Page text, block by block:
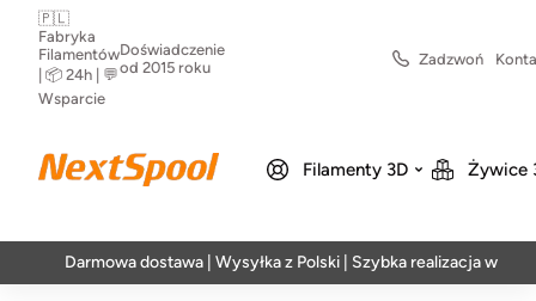
🇵🇱
Fabryka
Filamentów
| 📦 24h | 💬
Wsparcie
Doświadczenie
od 2015 roku
Zadzwoń
Filamenty 3D Żywice
Darmowa dostawa | Wysyłka z Polski | Szybka realizacja w 24h